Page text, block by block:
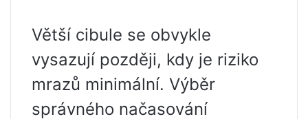
Větší cibule se obvykle
vysazují později, kdy je riziko
mrazů minimální. Výběr
správného načasování